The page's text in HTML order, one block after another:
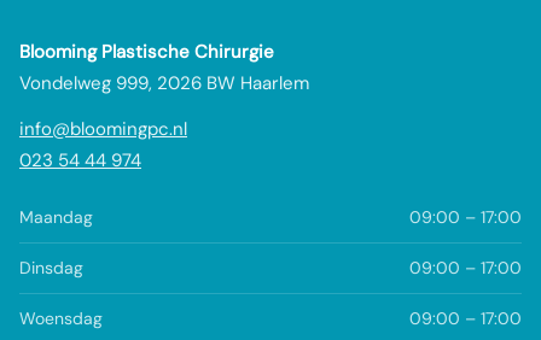
Blooming Plastische Chirurgie
Vondelweg 999, 2026 BW Haarlem
info@bloomingpc.nl
023 54 44 974
Maandag 09:00 – 17:00
Dinsdag 09:00 – 17:00
Woensdag 09:00 – 17:00